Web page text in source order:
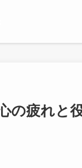
の疲れと